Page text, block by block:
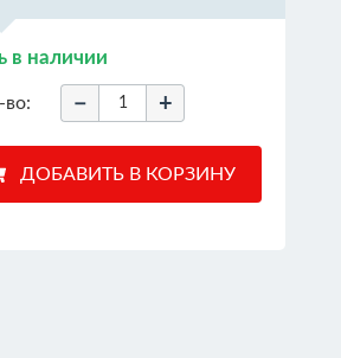
в наличии
во: − +